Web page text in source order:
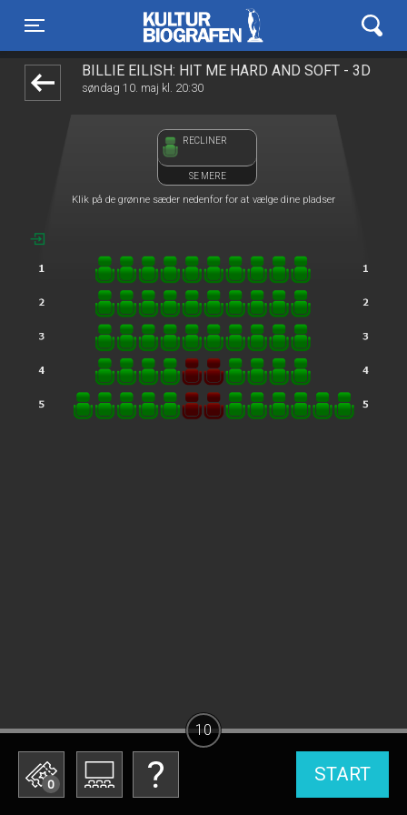
Toggle navigation
Kulturbiografen
BILLIE EILISH: HIT ME HARD AND SOFT - 3D
søndag 10. maj kl. 20:30
RECLINER
SE MERE
Klik på de grønne sæder nedenfor for at vælge dine pladser
0 START
10
front05-temp 054105